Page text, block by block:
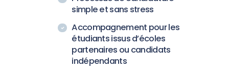
simple et sans stress
Accompagnement pour les
étudiants issus d’écoles
partenaires ou candidats
indépendants